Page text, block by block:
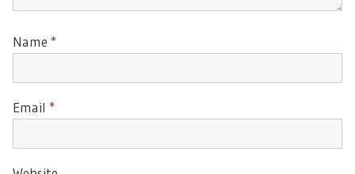
Name *
Email *